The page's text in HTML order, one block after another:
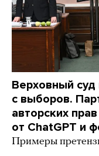
Верховный
с выборов.
авторских
от ChatGPT и
Примеры